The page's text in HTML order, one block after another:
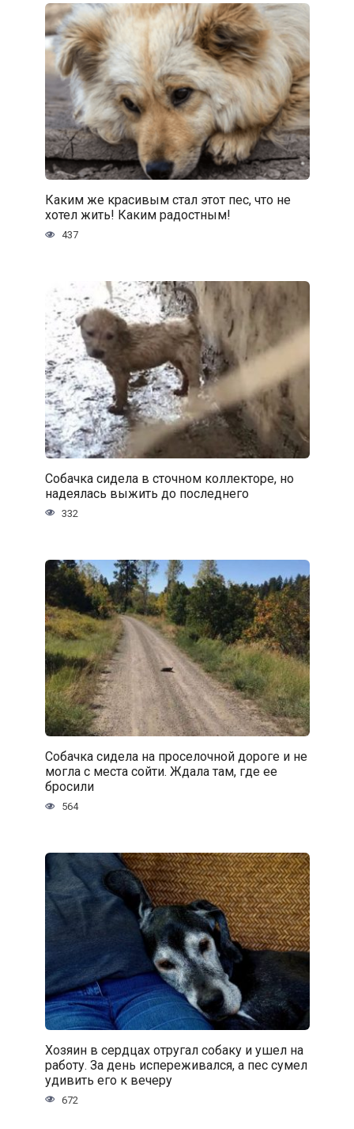
Каким же красивым стал этот пес, что не
хотел жить! Каким радостным!
437
Собачка сидела в сточном коллекторе, но
надеялась выжить до последнего
332
Собачка сидела на проселочной дороге и не
могла с места сойти. Ждала там, где ее
бросили
564
Хозяин в сердцах отругал собаку и ушел на
работу. За день испереживался, а пес сумел
удивить его к вечеру
672